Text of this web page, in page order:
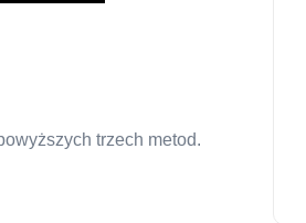
trzech metod.